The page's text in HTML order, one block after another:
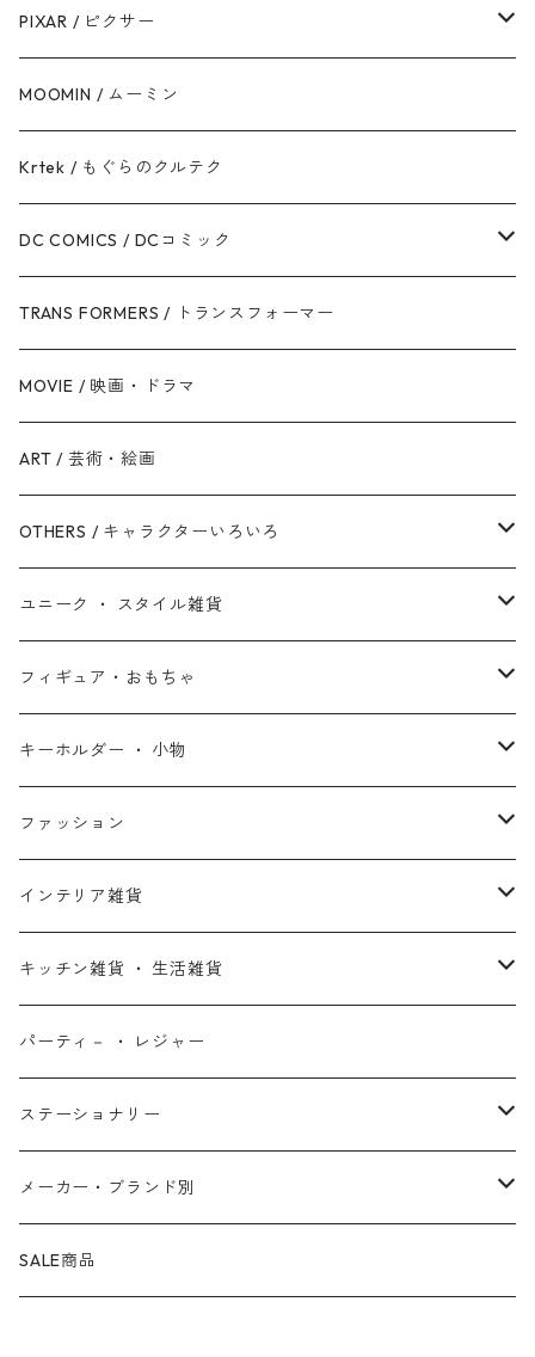
ハン・ソロ
ドロイド
ボバ・フェット / マンダロリアン
ジェダイ・オーダー
銀河帝国 / ダークサイド
反乱同盟軍 / ライトサイド
スターウォーズ・シリーズ
シークエル・トリロジー
アンソロジー・シリーズ
スターウォーズ・アニメ
スターウォーズ・コラボ
アベンジャーズ
スパイダーマン
アイアンマン
キャプテン・アメリカ
マイティ・ソー
ハルク
ブラック・ウィドウ
ブラックパンサー
キャプテン・マーベル
ドクター・ストレンジ
ガーディアンズ・オブ・ギャラクシー
アントマン
X-MEN
デッド・プール
ファンタスティック・フォー
ゴーストライダー
パニッシャー
サノス
ディズニーフレンズ
ディズニープリンセス
ディズニーヴィランズ
シンデレラ
美女と野獣
眠れる森の美女
リトル・マーメイド
白雪姫
アラジン
塔の上のラプンツェル
アナと雪の女王
プリンセスと魔法のキス
ムーラン
ズートピア
モアナと伝説の海
ライオンキング
バンビ
ダンボ
PIXAR / ピクサー
トイ・ストーリー
モンスターズ・インク / ユニバーシティ
カーズ
ファインディング・ニモ / ドリー
Mr.インクレディブル
アーロと少年
ピクサー
MOOMIN / ムーミン
Krtek / もぐらのクルテク
DC COMICS / DCコミック
ジャスティス・リーグ
バットマン
スーパーマン
ザ・フラッシュ
ワンダーウーマン
ジョーカー
ハーレイ・クイン
TRANS FORMERS / トランスフォーマー
MOVIE / 映画・ドラマ
ART / 芸術・絵画
OTHERS / キャラクターいろいろ
ザ・マペッツ
ひつじのショーン
ピーナッツ / スヌーピー
ミッフィー
セサミストリート
ルーニー・テューンズ
ベアブリック
ワンピース
ドラゴンボール
呪術廻戦
ユニーク ・ スタイル雑貨
北欧・ヨーロッパ雑貨
アメリカン雑貨
ホームパーティー・バーベキュー雑貨
アクセサリー
フィギュア・おもちゃ
スタチュー ・ フィギュア
ぬいぐるみ ・ プラッシュドール
コインバンク ・ 貯金箱
おもちゃ・パズル
コミック・絵本
キーホルダー ・ 小物
ステッカー ・ シール
ストラップ
キーホルダー
ワッペン
マスコット
ピンズ ・ ピンバッジ
缶バッジ ・ 缶ケース
ファッション
ウェア
ポーチ ・ バッグ
財布 ・ ウォレット
アクセサリー
ネックレス
ピアス
スニーカー ・ ソックス
ファッション雑貨
インテリア雑貨
ウォールアート
ポスター ・ デコレーション
ファブリック
キャンドル・ライト
ウォータードーム
キッチン雑貨 ・ 生活雑貨
キッチングッズ
マグカップ ・ グラス ・ タンブラー
お皿 ・ プレート ・ ボウル
生活雑貨
ドアマット
タオル・バスマット
パーティ－ ・ レジャー
ステーショナリー
シャープペン・ボールペン
ペンケース
メーカー・ブランド別
BB Designs
SALE商品